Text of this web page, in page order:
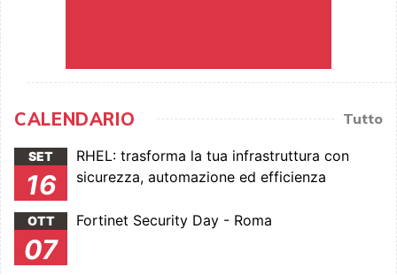
CALENDARIO Tutto
SET
16
RHEL: trasforma la tua infrastruttura con
sicurezza, automazione ed efficienza
OTT
07
Fortinet Security Day - Roma